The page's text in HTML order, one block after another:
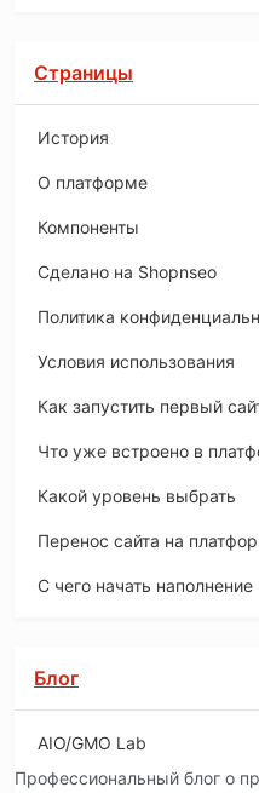
Страницы
История
O платформе
Компоненты
Сделано на Shopnseo
Политика
Условия использования
Как запустить первый
Что уже встроено в
Какой уровень выбрать
Перенос сайта на
С чего начать наполнение
Блог
AIO/GMO Lab
Профессиональный блог о